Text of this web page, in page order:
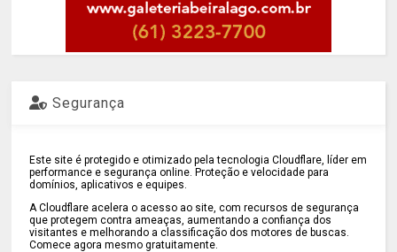
Segurança
Este site é protegido e otimizado pela tecnologia Cloudflare, líder em
performance e segurança online. Proteção e velocidade para
domínios, aplicativos e equipes.
A Cloudflare acelera o acesso ao site, com recursos de segurança
que protegem contra ameaças, aumentando a confiança dos
visitantes e melhorando a classificação dos motores de buscas.
Comece agora mesmo gratuitamente.